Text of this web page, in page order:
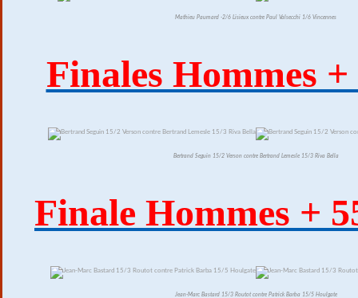
Mathieu Paumard -2/6 Lisieux contre Paul Valsecchi 1/6 Vincennes
Finales Hommes +
Bertrand Seguin 15/2 Verson contre Bertrand Lemesle 15/3 Riva Bella
Finale Hommes +
Jean-Marc Bastard 15/3 Routot contre Patrick Barba 15/5 Houlgate